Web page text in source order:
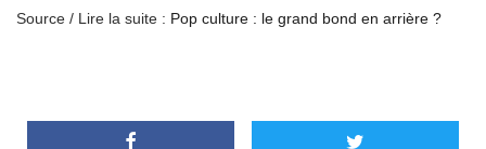
Source / Lire la suite : Pop culture : le grand bond en arrière ?